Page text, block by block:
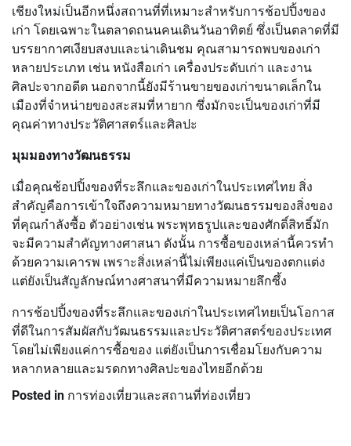
เชียงใหม่เป็นอีกหนึ่งสถานที่ที่เหมาะสำหรับการช้อปปิ้งของ
เก่า โดยเฉพาะในตลาดถนนคนเดินวันอาทิตย์ ซึ่งเป็นตลาดที่มี
บรรยากาศเงียบสงบและน่าเดินชม คุณสามารถพบของเก่า
หลายประเภท เช่น หนังสือเก่า เครื่องประดับเก่า และงาน
ศิลปะจากอดีต นอกจากนี้ยังมีร้านขายของเก่าขนาดเล็กใน
เมืองที่จำหน่ายของสะสมที่หายาก ซึ่งมักจะเป็นของเก่าที่มี
คุณค่าทางประวัติศาสตร์และศิลปะ
มุมมองทางวัฒนธรรม
เมื่อคุณช้อปปิ้งของที่ระลึกและของเก่าในประเทศไทย สิ่ง
สำคัญคือการเข้าใจถึงความหมายทางวัฒนธรรมของสิ่งของ
ที่คุณกำลังซื้อ ตัวอย่างเช่น พระพุทธรูปและของศักดิ์สิทธิ์มัก
จะมีความสำคัญทางศาสนา ดังนั้น การซื้อของเหล่านี้ควรทำ
ด้วยความเคารพ เพราะสิ่งเหล่านี้ไม่เพียงแค่เป็นของตกแต่ง
แต่ยังเป็นสัญลักษณ์ทางศาสนาที่มีความหมายลึกซึ้ง
การช้อปปิ้งของที่ระลึกและของเก่าในประเทศไทยเป็นโอกาส
ที่ดีในการสัมผัสกับวัฒนธรรมและประวัติศาสตร์ของประเทศ
โดยไม่เพียงแค่การซื้อของ แต่ยังเป็นการเชื่อมโยงกับความ
หลากหลายและมรดกทางศิลปะของไทยอีกด้วย
Posted in การท่องเที่ยวและสถานที่ท่องเที่ยว